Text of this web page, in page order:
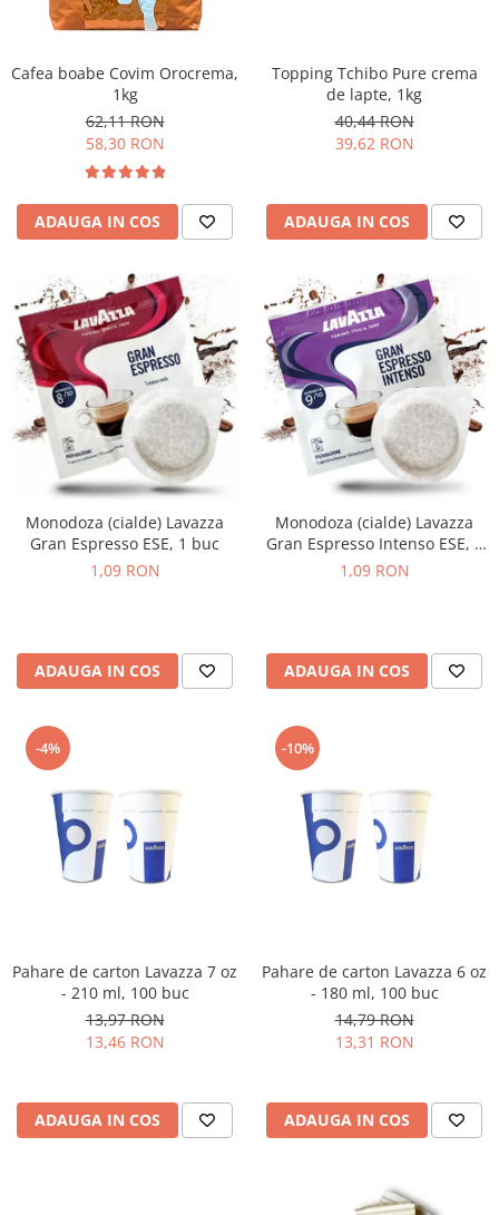
Piese schimb espressoare
Curatare
Portafiltre
Tamper
Altele
Cafea boabe Covim Orocrema,
1kg
62,11 RON
58,30 RON
ADAUGA IN COS
Topping Tchibo Pure crema
de lapte, 1kg
40,44 RON
39,62 RON
ADAUGA IN COS
Monodoza (cialde) Lavazza
Gran Espresso ESE, 1 buc
1,09 RON
ADAUGA IN COS
Monodoza (cialde) Lavazza
Gran Espresso Intenso ESE, 1
buc
1,09 RON
ADAUGA IN COS
-4%
Pahare de carton Lavazza 7 oz
- 210 ml, 100 buc
13,97 RON
13,46 RON
ADAUGA IN COS
-10%
Pahare de carton Lavazza 6 oz
- 180 ml, 100 buc
14,79 RON
13,31 RON
ADAUGA IN COS